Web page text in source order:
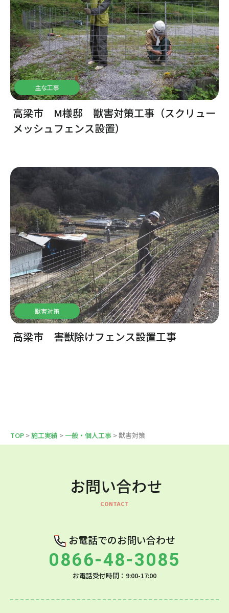
主な工事
高梁市 M様邸 獣害対策工事（スクリュー
メッシュフェンス設置）
獣害対策
高梁市 害獣除けフェンス設置工事
TOP >施工実績 > 一般・個人工事 > 獣害対策
お問い合わせ
お電話でのお問い合わせ
0866-48-3085
お電話受付時間：9:00-17:00